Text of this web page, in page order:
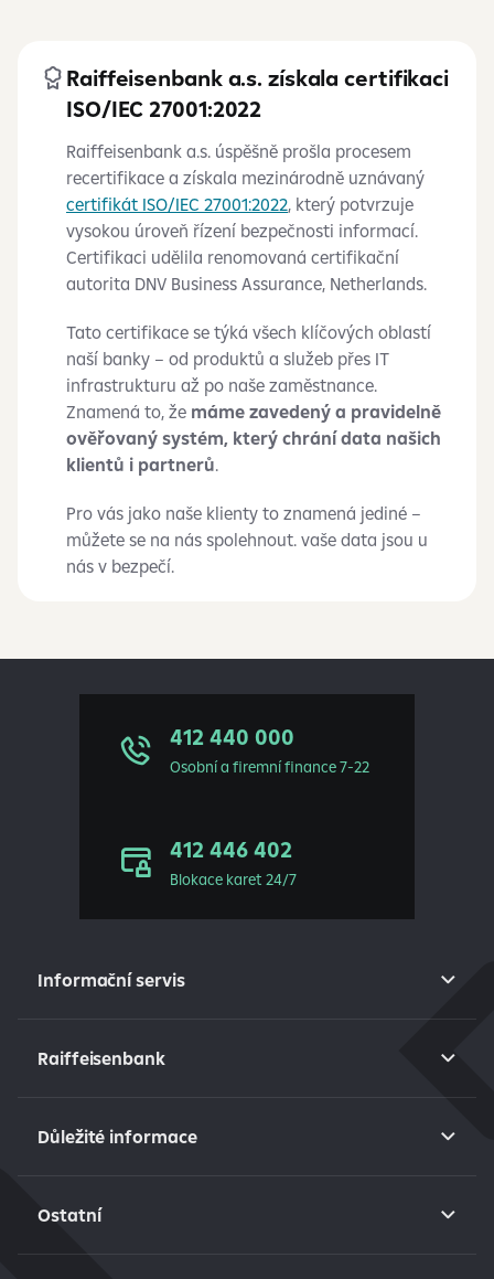
Raiffeisenbank a.s. získala certifikaci
ISO/IEC 27001:2022
Raiffeisenbank a.s. úspěšně prošla procesem
recertifikace a získala mezinárodně uznávaný
certifikát ISO/IEC 27001:2022, který potvrzuje
vysokou úroveň řízení bezpečnosti informací.
Certifikaci udělila renomovaná certifikační
autorita DNV Business Assurance, Netherlands.
Tato certifikace se týká všech klíčových oblastí
naší banky – od produktů a služeb přes IT
infrastrukturu až po naše zaměstnance.
Znamená to, že máme zavedený a pravidelně
ověřovaný systém, který chrání data našich
klientů i partnerů.
Pro vás jako naše klienty to znamená jediné –
můžete se na nás spolehnout. vaše data jsou u
nás v bezpečí.
412 440 000
Osobní a firemní finance 7-22
412 446 402
Blokace karet 24/7
Informační servis
Raiffeisenbank
Důležité informace
Ostatní